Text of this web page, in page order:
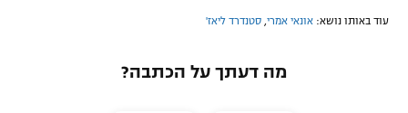
עוד באותו נושא: אונאי אמרי, סטנדרד ליאז'
מה דעתך על הכתבה?